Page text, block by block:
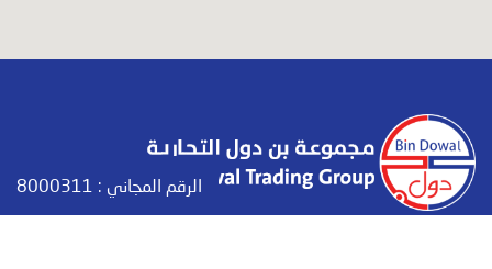
الرقم المجاني : 8000311